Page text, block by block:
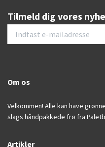
Tilmeld dig vores
Om os
Velkommen! Alle kan have
slags håndpakkede frø fra
Artikler